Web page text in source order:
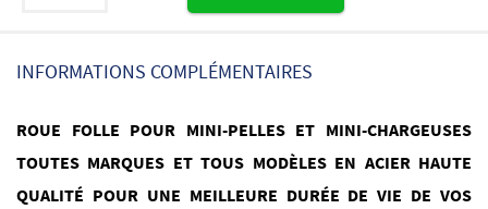
INFORMATIONS COMPLÉMENTAIRES
ROUE FOLLE POUR MINI-PELLES ET MINI-CHARGEUSES
TOUTES MARQUES ET TOUS MODÈLES EN ACIER HAUTE
QUALITÉ POUR UNE MEILLEURE DURÉE DE VIE DE VOS